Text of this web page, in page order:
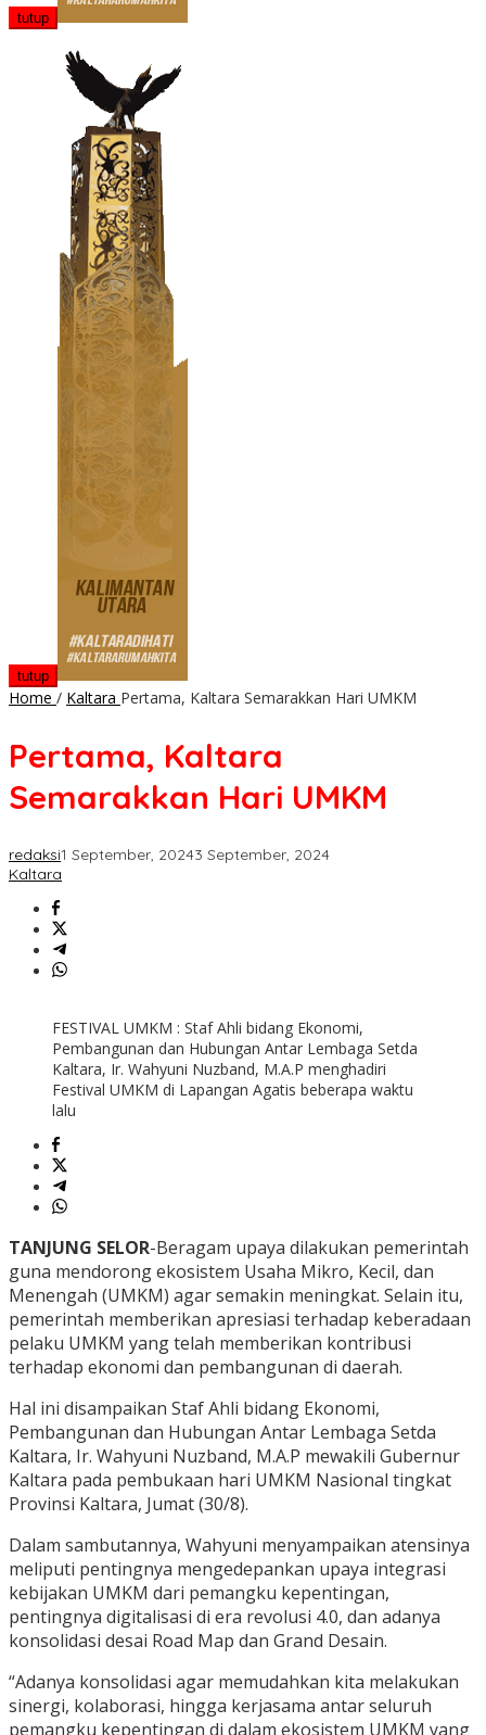
tutup
tutup
Home / Kaltara Pertama, Kaltara Semarakkan Hari UMKM
Pertama, Kaltara
Semarakkan Hari UMKM
redaksi1 September, 20243 September, 2024
Kaltara
FESTIVAL UMKM : Staf Ahli bidang Ekonomi,
Pembangunan dan Hubungan Antar Lembaga Setda
Kaltara, Ir. Wahyuni Nuzband, M.A.P menghadiri
Festival UMKM di Lapangan Agatis beberapa waktu
lalu
TANJUNG SELOR-Beragam upaya dilakukan pemerintah
guna mendorong ekosistem Usaha Mikro, Kecil, dan
Menengah (UMKM) agar semakin meningkat. Selain itu,
pemerintah memberikan apresiasi terhadap keberadaan
pelaku UMKM yang telah memberikan kontribusi
terhadap ekonomi dan pembangunan di daerah.
Hal ini disampaikan Staf Ahli bidang Ekonomi,
Pembangunan dan Hubungan Antar Lembaga Setda
Kaltara, Ir. Wahyuni Nuzband, M.A.P mewakili Gubernur
Kaltara pada pembukaan hari UMKM Nasional tingkat
Provinsi Kaltara, Jumat (30/8).
Dalam sambutannya, Wahyuni menyampaikan atensinya
meliputi pentingnya mengedepankan upaya integrasi
kebijakan UMKM dari pemangku kepentingan,
pentingnya digitalisasi di era revolusi 4.0, dan adanya
konsolidasi desai Road Map dan Grand Desain.
“Adanya konsolidasi agar memudahkan kita melakukan
sinergi, kolaborasi, hingga kerjasama antar seluruh
pemangku kepentingan di dalam ekosistem UMKM yang